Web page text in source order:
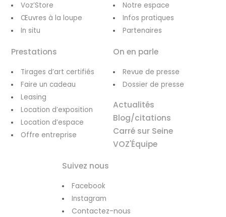
Voz’Store
Œuvres à la loupe
In situ
Notre espace
Infos pratiques
Partenaires
Prestations
Tirages d’art certifiés
Faire un cadeau
Leasing
Location d’exposition
Location d’espace
Offre entreprise
On en parle
Revue de presse
Dossier de presse
Actualités
Blog/citations
Carré sur Seine
VOZ'Équipe
Suivez nous
Facebook
Instagram
Contactez-nous